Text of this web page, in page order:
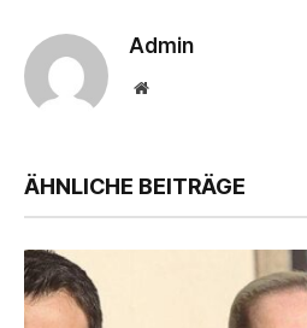
Admin
Website
ÄHNLICHE BEITRÄGE